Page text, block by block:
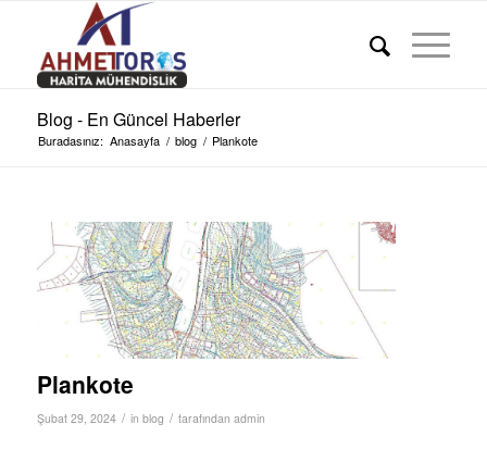
Blog - En Güncel Haberler
Buradasınız: Anasayfa / blog / Plankote
Plankote
Şubat 29, 2024 / in blog / tarafından admin